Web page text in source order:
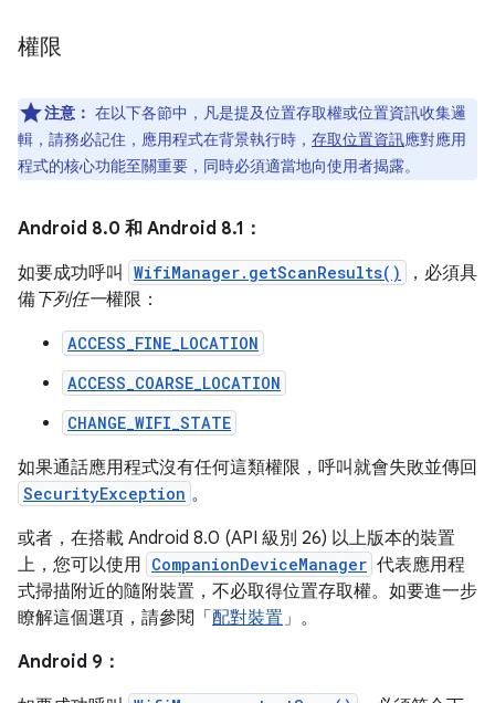
權限
注意： 在以下各節中，凡是提及位置存取權或位置資訊收集邏
輯，請務必記住，應用程式在背景執行時， 存取位置資訊應對應用
程式的核心功能至關重要，同時必須適當地向使用者揭露。
Android 8.0 和 Android 8.1：
如要成功呼叫
WifiManager.getScanResults()
，必須具
備下列任一權限：
ACCESS_FINE_LOCATION
ACCESS_COARSE_LOCATION
CHANGE_WIFI_STATE
如果通話應用程式沒有任何這類權限，呼叫就會失敗並傳回
SecurityException 。
或者，在搭載 Android 8.0 (API 級別 26) 以上版本的裝置
上，您可以使用 CompanionDeviceManager 代表應用程
式掃描附近的隨附裝置，不必取得位置存取權。如要進一步
瞭解這個選項，請參閱「 配對裝置」。
Android 9：